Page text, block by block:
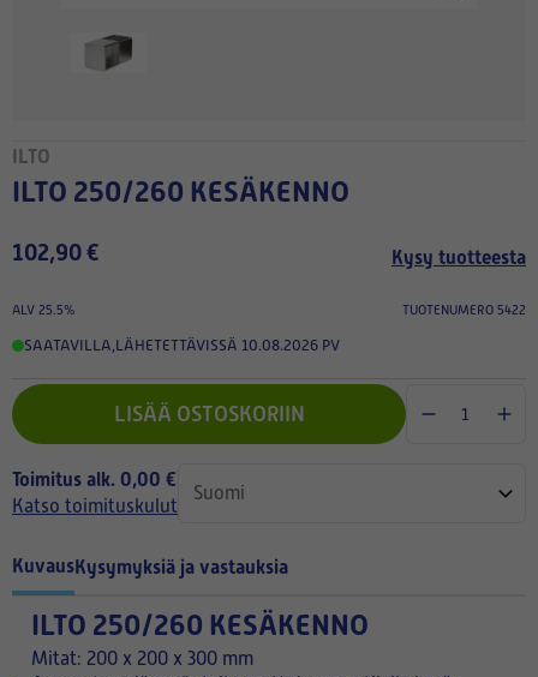
ILTO
ILTO 250/260 KESÄKENNO
102,90 € Kysy tuotteesta
ALV 25.5% TUOTENUMERO 5422
SAATAVILLA LÄHETETTÄVISSÄ 10.08.2026 PV
LISÄÄ OSTOSKORIIN
Toimitus alk. 0,00 €
Katso toimituskulut
KuvausKysymyksiä ja vastauksia
ILTO 250/260 KESÄKENNO
Mitat: 200 x 200 x 300 mm